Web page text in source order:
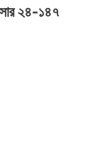
২৪-১৪৭